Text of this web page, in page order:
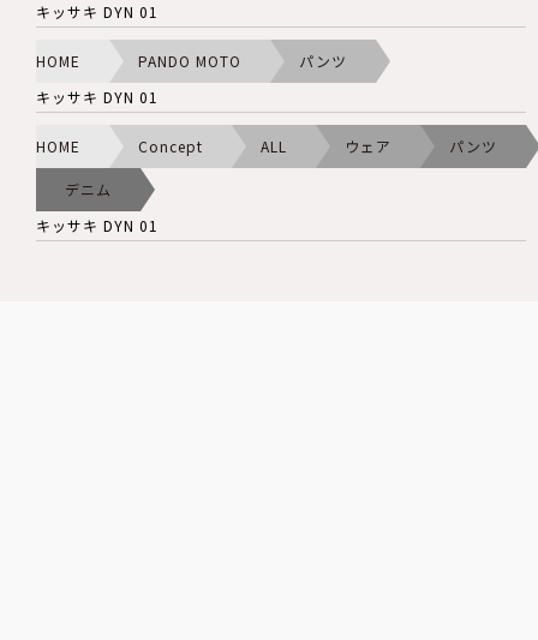
キッサキ DYN 01
HOME PANDO MOTO
パンツ
キッサキ DYN 01
HOME Concept ALL ウェア パンツ
デニム
キッサキ DYN 01